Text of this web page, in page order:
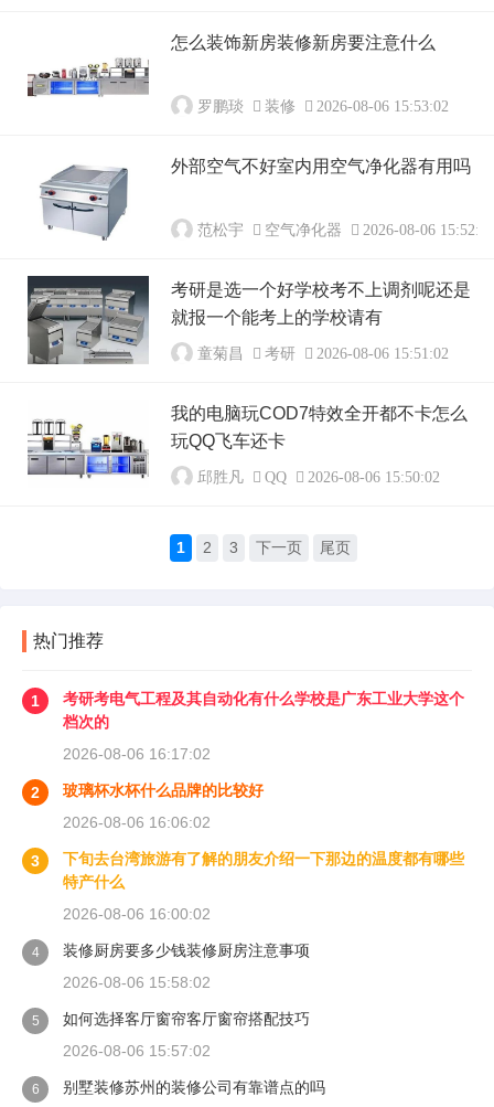
怎么装饰新房装修新房要注意什么
罗鹏琰 装修 2026-08-06 15:53:02
外部空气不好室内用空气净化器有用吗
范松宇 空气净化器 2026-08-06 15:52:02
考研是选一个好学校考不上调剂呢还是
就报一个能考上的学校请有
童菊昌 考研 2026-08-06 15:51:02
我的电脑玩COD7特效全开都不卡怎么
玩QQ飞车还卡
邱胜凡 QQ 2026-08-06 15:50:02
1 2 3 下一页 尾页
热门推荐
1
考研考电气工程及其自动化有什么学校是广东工业大学这个
档次的
2026-08-06 16:17:02
2
玻璃杯水杯什么品牌的比较好
2026-08-06 16:06:02
3
下旬去台湾旅游有了解的朋友介绍一下那边的温度都有哪些
特产什么
2026-08-06 16:00:02
4
装修厨房要多少钱装修厨房注意事项
2026-08-06 15:58:02
5
如何选择客厅窗帘客厅窗帘搭配技巧
2026-08-06 15:57:02
6
别墅装修苏州的装修公司有靠谱点的吗